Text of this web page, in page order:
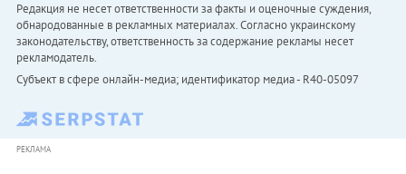
Редакция не несет ответственности за факты и оценочные суждения,
обнародованные в рекламных материалах. Согласно украинскому
законодательству, ответственность за содержание рекламы несет
рекламодатель.
Субъект в сфере онлайн-медиа; идентификатор медиа - R40-05097
РЕКЛАМА